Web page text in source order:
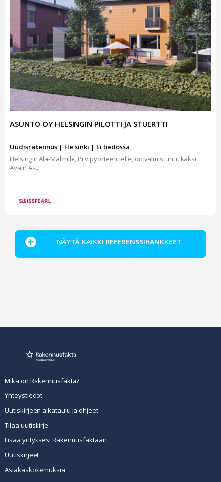
ASUNTO OY HELSINGIN PILOTTI JA STUERTTI
Uudisrakennus | Helsinki | Ei tiedossa
Helsingin Ala-Malmille, Pilvipyörteentielle, on valmistunut kaksi
Avain As...
NÄYTÄ KAIKKI REFERENSSIHANKKEET
Mikä on Rakennusfakta?
Yhteystiedot
Uutiskirjeen aikataulu ja ohjeet
Tilaa uutiskirje
Lisää yrityksesi Rakennusfaktaan
Uutiskirjeet
Asiakaskokemuksia